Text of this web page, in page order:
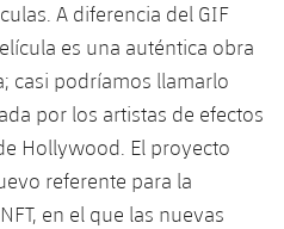
A diferencia del GIF
es una auténtica obra
casi podríamos llamarlo
por los artistas de efectos
Hollywood. El proyecto
referente para la
en el que las nuevas